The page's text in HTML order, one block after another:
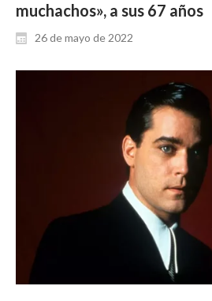
muchachos», a sus 67 años
26 de mayo de 2022